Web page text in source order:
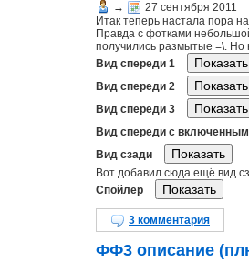
→
27 сентября 2011
Итак теперь настала пора
Правда с фотками
получились размытые =\. Но
Вид спереди 1
Вид спереди 2
Вид спереди 3
Вид спереди с
Вид сзади
Вот добавил сюда ещё вид
Спойлер
3 комментария
ФФ3 описание